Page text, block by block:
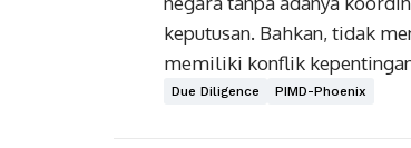
keputusan. Bahkan, tidak
memiliki konflik
Due Diligence PIMD-Phoenix